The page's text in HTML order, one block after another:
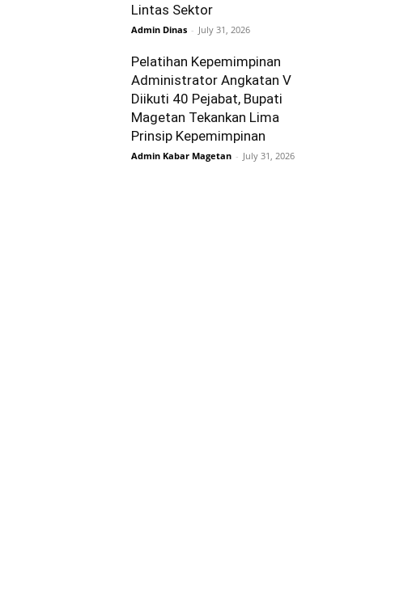
Lintas Sektor
Admin Dinas - July 31, 2026
Pelatihan Kepemimpinan
Administrator Angkatan V
Diikuti 40 Pejabat, Bupati
Magetan Tekankan Lima
Prinsip Kepemimpinan
Admin Kabar Magetan - July 31, 2026